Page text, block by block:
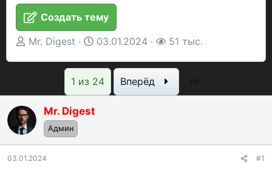
Создать тему
А
т
е
м
ы
Mr. Digest
Д
т
а
а
03.01.2024
П
о
р
51 тыс.
1 из 24 Вперёд
Mr. Digest
Админ
03.01.2024 #1